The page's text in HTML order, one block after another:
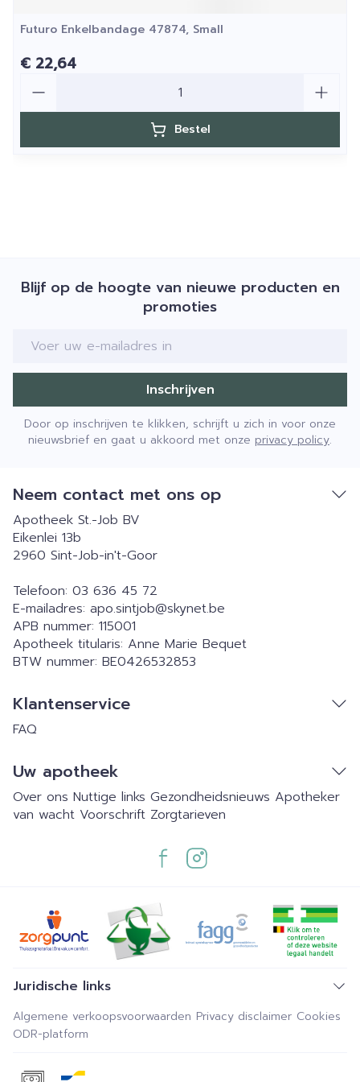
Futuro Enkelbandage 47874, Small
€ 22,64
Bestel
Blijf op de hoogte van nieuwe producten en
promoties
E-mail adres
Inschrijven
Door op inschrijven te klikken, schrijft u zich in voor onze
nieuwsbrief en gaat u akkoord met onze privacy policy.
Neem contact met ons op
Apotheek St.-Job BV
Eikenlei 13b
2960 Sint-Job-in't-Goor
Telefoon: 03 636 45 72
E-mailadres: apo.sintjob@skynet.be
APB nummer: 115001
Apotheek titularis: Anne Marie Bequet
BTW nummer: BE0426532853
Klantenservice
FAQ
Uw apotheek
Over ons Nuttige links Gezondheidsnieuws Apotheker
van wacht Voorschrift Zorgtarieven
Juridische links
Algemene verkoopsvoorwaarden Privacy disclaimer Cookies
ODR-platform